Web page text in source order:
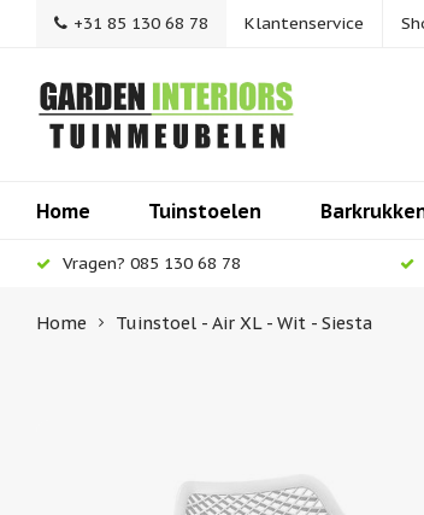
+31 85 130 68 78 Klantenservice
Home Tuinstoelen
Vragen? 085 130 68 78
Home Tuinstoel - Air XL - Wit - Siesta